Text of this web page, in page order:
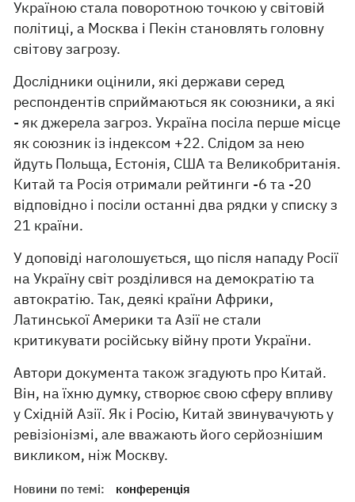
Україною стала поворотною точкою у світовій
політиці, а Москва і Пекін становлять головну
світову загрозу.
Дослідники оцінили, які держави серед
респондентів сприймаються як союзники, а які
- як джерела загроз. Україна посіла перше місце
як союзник із індексом +22. Слідом за нею
йдуть Польща, Естонія, США та Великобританія.
Китай та Росія отримали рейтинги -6 та -20
відповідно і посіли останні два рядки у списку з
21 країни.
У доповіді наголошується, що після нападу Росії
на Україну світ розділився на демократію та
автократію. Так, деякі країни Африки,
Латинської Америки та Азії не стали
критикувати російську війну проти України.
Автори документа також згадують про Китай.
Він, на їхню думку, створює свою сферу впливу
у Східній Азії. Як і Росію, Китай звинувачують у
ревізіонізмі, але вважають його серйознішим
викликом, ніж Москву.
Новини по темі:
конференція